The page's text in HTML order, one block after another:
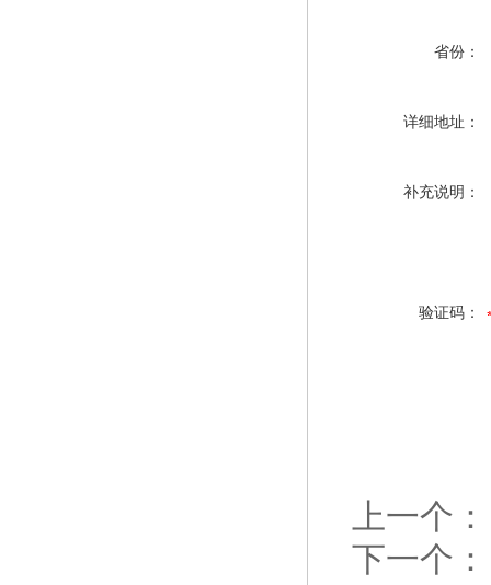
省份：
详细地址：
补充说明：
验证码：
上一个：
下一个：